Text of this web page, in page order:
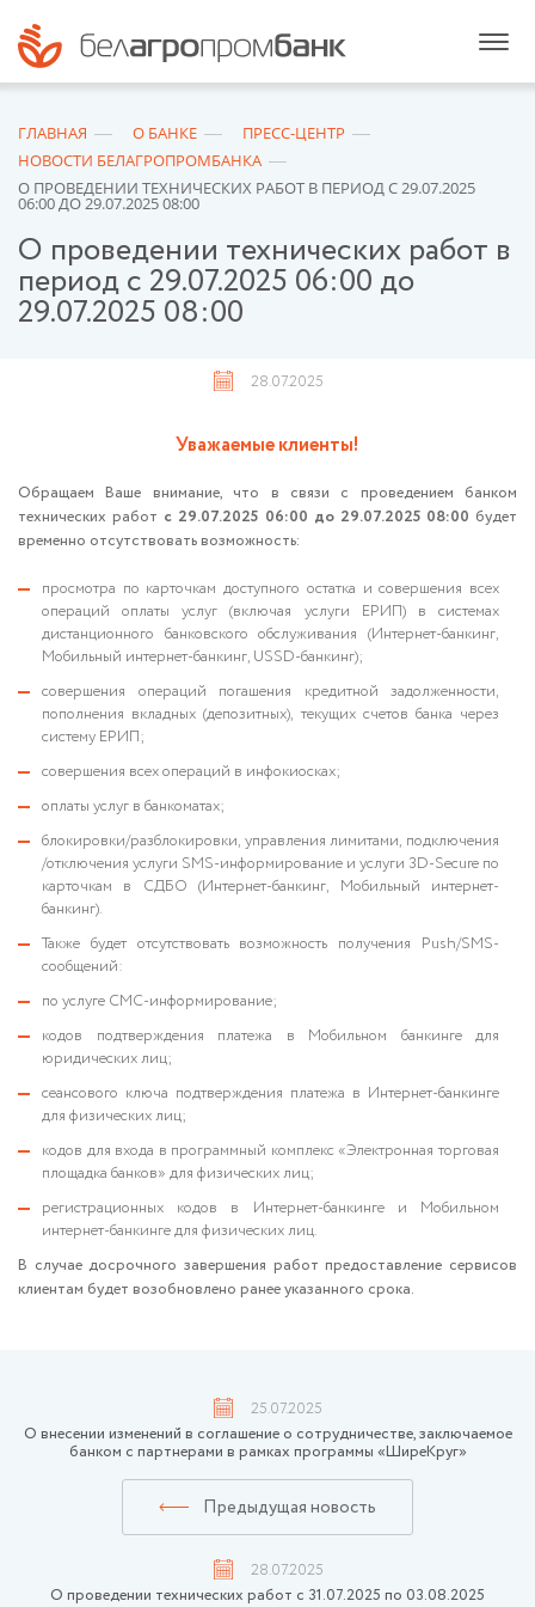
ГЛАВНАЯ О БАНКЕ
ПРЕСС-ЦЕНТР
НОВОСТИ БЕЛАГРОПРОМБАНКА
О ПРОВЕДЕНИИ ТЕХНИЧЕСКИХ РАБОТ В ПЕРИОД С 29.07.2025
06:00 ДО 29.07.2025 08:00
О проведении технических работ в
период с 29.07.2025 06:00 до
29.07.2025 08:00
28.07.2025
Уважаемые клиенты!
Обращаем Ваше внимание, что в связи с проведением банком
технических работ с 29.07.2025 06:00 до 29.07.2025 08:00 будет
временно отсутствовать возможность:
просмотра по карточкам доступного остатка и совершения всех
операций оплаты услуг (включая услуги ЕРИП) в системах
дистанционного банковского обслуживания (Интернет-банкинг,
Мобильный интернет-банкинг, USSD-банкинг);
совершения операций погашения кредитной задолженности,
пополнения вкладных (депозитных), текущих счетов банка через
систему ЕРИП;
совершения всех операций в инфокиосках;
оплаты услуг в банкоматах;
блокировки/разблокировки, управления лимитами, подключения
/отключения услуги SMS-информирование и услуги 3D-Secure по
карточкам в СДБО (Интернет-банкинг, Мобильный интернет-
банкинг).
Также будет отсутствовать возможность получения Push/SMS-
сообщений:
по услуге СМС-информирование;
кодов подтверждения платежа в Мобильном банкинге для
юридических лиц;
сеансового ключа подтверждения платежа в Интернет-банкинге
для физических лиц;
кодов для входа в программный комплекс «Электронная торговая
площадка банков» для физических лиц;
регистрационных кодов в Интернет-банкинге и Мобильном
интернет-банкинге для физических лиц.
В случае досрочного завершения работ предоставление сервисов
клиентам будет возобновлено ранее указанного срока.
25.07.2025
О внесении изменений в соглашение о сотрудничестве, заключаемое
банком с партнерами в рамках программы «ШиреКруг»
Предыдущая новость
28.07.2025
О проведении технических работ с 31.07.2025 по 03.08.2025